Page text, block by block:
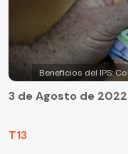
Beneficios del IPS:
T13
3 de Agosto de